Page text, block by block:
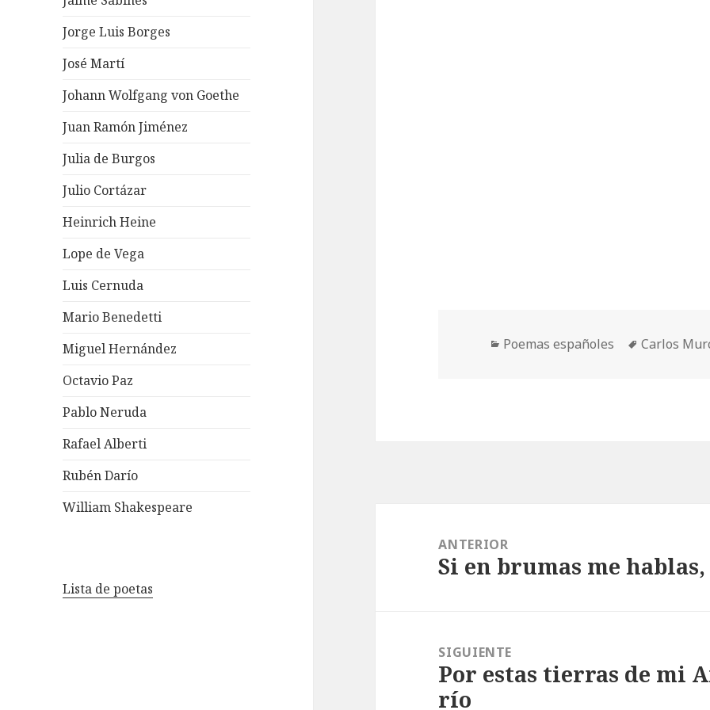
Jorge Luis Borges
José Martí
Johann Wolfgang von Goethe
Juan Ramón Jiménez
Julia de Burgos
Julio Cortázar
Heinrich Heine
Lope de Vega
Luis Cernuda
Mario Benedetti
Miguel Hernández
Octavio Paz
Pablo Neruda
Rafael Alberti
Rubén Darío
William Shakespeare
Lista de poetas
Categorías
Poemas españoles Etiquetas
Carlos
entradas
ANTERIOR
Entrada
Si en brumas me
SIGUIENTE
Entrada
siguiente:
Por estas tierras de mi
río